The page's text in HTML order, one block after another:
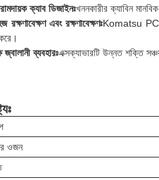
ক্যাব ডিজাইনঃখননকারীর ক্যাবিন
রক্ষণাবেক্ষণ এবং রক্ষণাবেক্ষণঃKomatsu
ব্যবহারঃএক্সক্যাভারটি উন্নত শক্তি
ওজন